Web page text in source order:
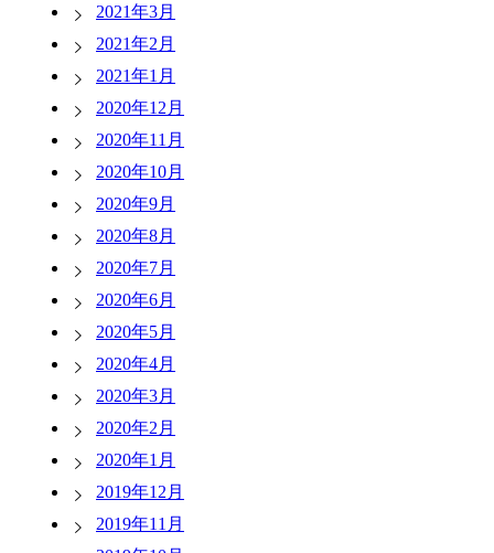
2021年3月
2021年2月
2021年1月
2020年12月
2020年11月
2020年10月
2020年9月
2020年8月
2020年7月
2020年6月
2020年5月
2020年4月
2020年3月
2020年2月
2020年1月
2019年12月
2019年11月